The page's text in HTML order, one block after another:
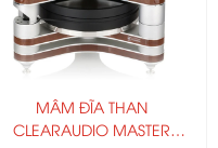
MÂM ĐĨA THAN
CLEARAUDIO MASTER